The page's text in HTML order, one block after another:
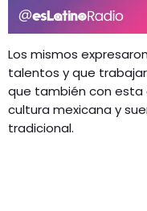
Los mismos
talentos y que
que también con esta
cultura mexicana y
tradicional.